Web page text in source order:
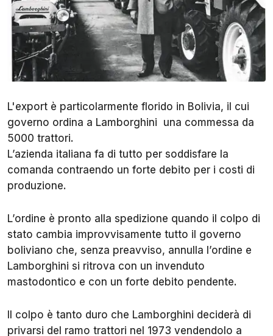
L'export è particolarmente florido in Bolivia, il cui
governo ordina a Lamborghini una commessa da
5000 trattori.
L’azienda italiana fa di tutto per soddisfare la
comanda contraendo un forte debito per i costi di
produzione.
L’ordine è pronto alla spedizione quando il colpo di
stato cambia improvvisamente tutto il governo
boliviano che, senza preavviso, annulla l’ordine e
Lamborghini si ritrova con un invenduto
mastodontico e con un forte debito pendente.
Il colpo è tanto duro che Lamborghini deciderà di
privarsi del ramo trattori nel 1973 vendendolo a